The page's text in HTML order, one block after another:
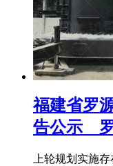
福建省罗
告公示 _
上轮规划实施